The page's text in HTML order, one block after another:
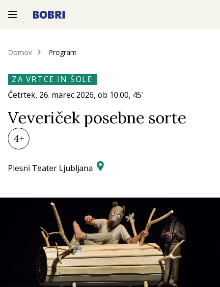
—
—
—
Domov Program
ZA VRTCE IN ŠOLE
Četrtek, 26. marec 2026, ob 10.00, 45'
Veveriček posebne sorte
4+
Plesni Teater Ljubljana